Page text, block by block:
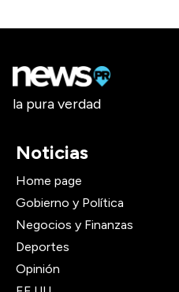
la pura verdad
Noticias
Home page
Gobierno y Política
Negocios y Finanzas
Deportes
Opinión